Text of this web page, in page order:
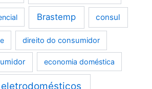
Brastemp consul
direito do consumidor
economia doméstica
eletrodomésticos